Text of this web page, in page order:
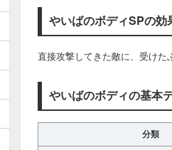
やいばのボディSPの効
直接攻撃してきた敵に、受けた
やいばのボディの基本
分類